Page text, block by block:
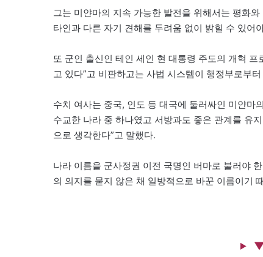
그는 미얀마의 지속 가능한 발전을 위해서는 평화
타인과 다른 자기 견해를 두려움 없이 밝힐 수 있어
또 군인 출신인 테인 세인 현 대통령 주도의 개혁
고 있다”고 비판하고는 사법 시스템이 행정부로부
수치 여사는 중국, 인도 등 대국에 둘러싸인 미얀마
수교한 나라 중 하나였고 서방과도 좋은 관계를 유
으로 생각한다”고 말했다.
나라 이름을 군사정권 이전 국명인 버마로 불러야
의 의지를 묻지 않은 채 일방적으로 바꾼 이름이기
▼